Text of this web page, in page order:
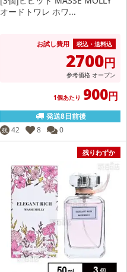
オードトワレ ホワ...
お試し費用 税込・送料込
2700円
参考価格 オープン
1個あたり 900円
発送8日前後
残 42 8 0
残りわずか